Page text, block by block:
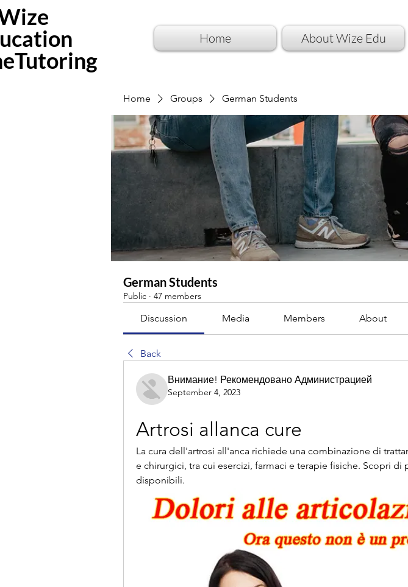
Home About Wize Edu
Home Groups German Students
German Students
Public · 47 members
Discussion Media Members About
Back
Внимание! Рекомендовано Администрацией
September 4, 2023
Artrosi allanca cure
La cura dell'artrosi all'anca richiede una combinazione di
e chirurgici, tra cui esercizi, farmaci e terapie fisiche. Scopri di
disponibili.